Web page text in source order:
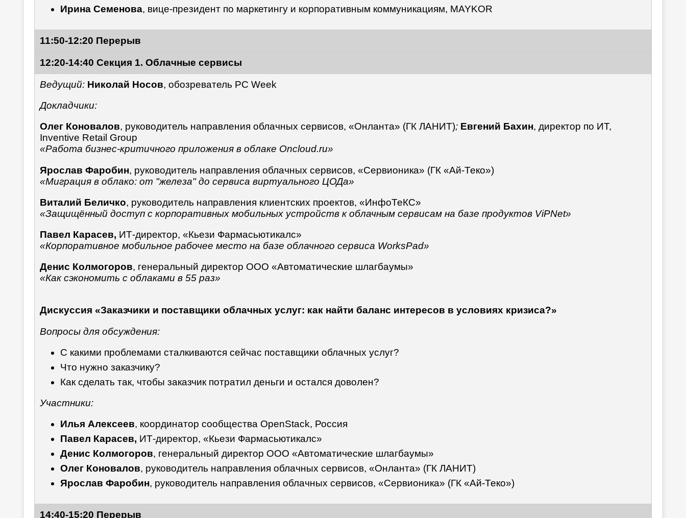
Ирина Семенова, вице-президент по маркетингу и корпоративным коммуникациям, MAYKOR
11:50-12:20 Перерыв
12:20-14:40 Секция 1. Облачные сервисы
Ведущий: Николай Носов, обозреватель PC Week
Докладчики:
Олег Коновалов, руководитель направления облачных сервисов, «Онланта» (ГК ЛАНИТ); Евгений Бахин, директор по ИТ,
Inventive Retail Group
«Работа бизнес-критичного приложения в облаке Oncloud.ru»
Ярослав Фаробин, руководитель направления облачных сервисов, «Сервионика» (ГК «Ай-Теко»)
«Миграция в облако: от "железа" до сервиса виртуального ЦОДа»
Виталий Беличко, руководитель направления клиентских проектов, «ИнфоТеКС»
«Защищённый доступ c корпоративных мобильных устройств к облачным сервисам на базе продуктов ViPNet»
Павел Карасев, ИТ-директор, «Кьези Фармасьютикалс»
«Корпоративное мобильное рабочее место на базе облачного сервиса WorksPad»
Денис Колмогоров, генеральный директор ООО «Автоматические шлагбаумы»
«Как сэкономить с облаками в 55 раз»
Дискуссия «Заказчики и поставщики облачных услуг: как найти баланс интересов в условиях кризиса?»
Вопросы для обсуждения:
C какими проблемами сталкиваются сейчас поставщики облачных услуг?
Что нужно заказчику?
Как сделать так, чтобы заказчик потратил деньги и остался доволен?
Участники:
Илья Алексеев, координатор сообщества OpenStack, Россия
Павел Карасев, ИТ-директор, «Кьези Фармасьютикалс»
Денис Колмогоров, генеральный директор ООО «Автоматические шлагбаумы»
Олег Коновалов, руководитель направления облачных сервисов, «Онланта» (ГК ЛАНИТ)
Ярослав Фаробин, руководитель направления облачных сервисов, «Сервионика» (ГК «Ай-Теко»)
14:40-15:20 Перерыв